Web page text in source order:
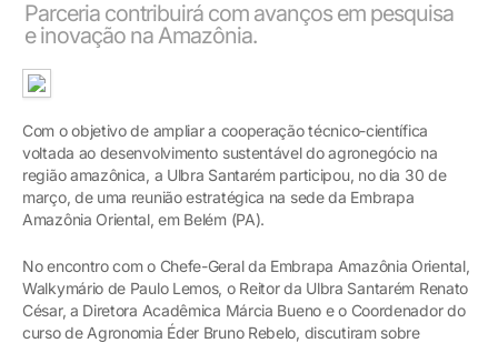
Parceria contribuirá com avanços em pesquisa
e inovação na Amazônia.
Com o objetivo de ampliar a cooperação técnico-científica
voltada ao desenvolvimento sustentável do agronegócio na
região amazônica, a Ulbra Santarém participou, no dia 30 de
março, de uma reunião estratégica na sede da Embrapa
Amazônia Oriental, em Belém (PA).
No encontro com o Chefe-Geral da Embrapa Amazônia Oriental,
Walkymário de Paulo Lemos, o Reitor da Ulbra Santarém Renato
César, a Diretora Acadêmica Márcia Bueno e o Coordenador do
curso de Agronomia Éder Bruno Rebelo, discutiram sobre